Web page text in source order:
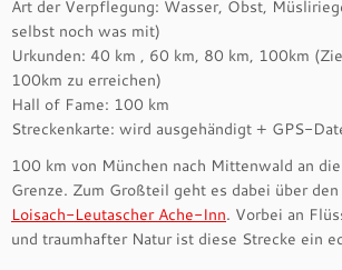
Art der Verpflegung: Wasser, Obst,
selbst noch was mit)
Urkunden: 40 km , 60 km, 80 km, 100km
100km zu erreichen)
Hall of Fame: 100 km
Streckenkarte: wird ausgehändigt + GPS-
100 km von München nach Mittenwald an
Grenze. Zum Großteil geht es dabei über den
Loisach-Leutascher Ache-Inn. Vorbei an
und traumhafter Natur ist diese Strecke ein